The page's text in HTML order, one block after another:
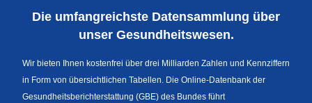
Sprachumschaltung
Die umfangreichste Datensammlung über
unser Gesundheitswesen.
Wir bieten Ihnen kostenfrei über drei Milliarden Zahlen und Kennziffern
in Form von übersichtlichen Tabellen. Die Online-Datenbank der
Gesundheitsberichterstattung (GBE) des Bundes führt